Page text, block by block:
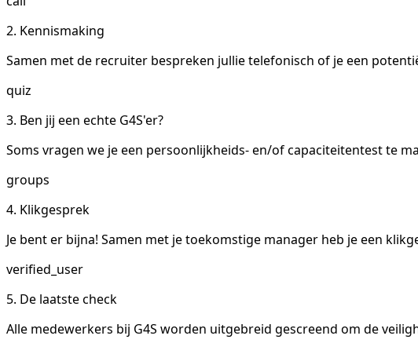
2. Kennismaking
Samen met de recruiter bespreken jullie telefonisch of je een
quiz
3. Ben jij een echte G4S'er?
Soms vragen we je een persoonlijkheids- en/of capaciteitentest te
groups
4. Klikgesprek
Je bent er bijna! Samen met je toekomstige manager heb je een
verified_user
5. De laatste check
Alle medewerkers bij G4S worden uitgebreid gescreend om de